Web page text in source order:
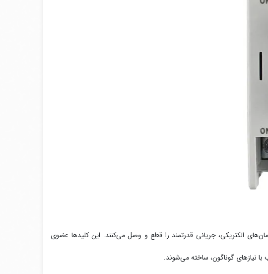
الکتریکی، جریانی قدرتمند را قطع و وصل می‌کنند. این کلیدها عضوی
با نیازهای گوناگون، ساخته می‌شوند.